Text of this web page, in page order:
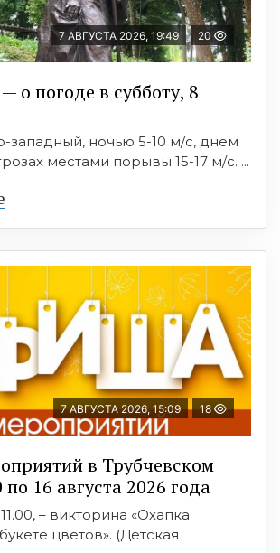
7 АВГУСТА 2026, 19:49 20
о погоде в субботу, 8
западный, ночью 5-10 м/с, днем
местами порывы 15-17 м/с. ...
7 АВГУСТА 2026, 15:09 18
в Трубчевском
16 августа 2026 года
– викторина «Охапка
цветов». (Детская